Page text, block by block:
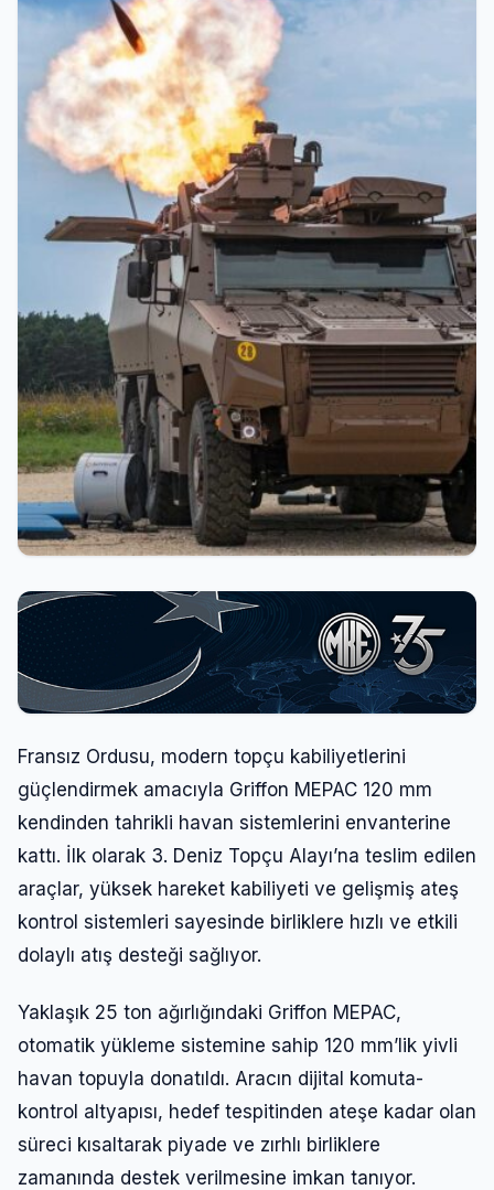
Fransız Ordusu, modern topçu kabiliyetlerini
güçlendirmek amacıyla Griffon MEPAC 120 mm
kendinden tahrikli havan sistemlerini envanterine
kattı. İlk olarak 3. Deniz Topçu Alayı’na teslim edilen
araçlar, yüksek hareket kabiliyeti ve gelişmiş ateş
kontrol sistemleri sayesinde birliklere hızlı ve etkili
dolaylı atış desteği sağlıyor.
Yaklaşık 25 ton ağırlığındaki Griffon MEPAC,
otomatik yükleme sistemine sahip 120 mm’lik yivli
havan topuyla donatıldı. Aracın dijital komuta-
kontrol altyapısı, hedef tespitinden ateşe kadar olan
süreci kısaltarak piyade ve zırhlı birliklere
zamanında destek verilmesine imkan tanıyor.